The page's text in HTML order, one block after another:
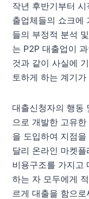
작년 후반기부터
출업체들의 쇼크에
들의 부정적 분석
는 P2P 대출업이
것과 같이 사실에
토하게 하는 계기
대출신청자의 행동
으로 개발한 고유
을 도입하여 지점
달리 온라인 마켓
비용구조를 가지고
하는 자 모두에게
르게 대출을 함으